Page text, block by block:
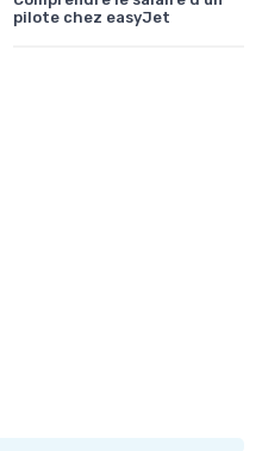
pilote chez easyJet